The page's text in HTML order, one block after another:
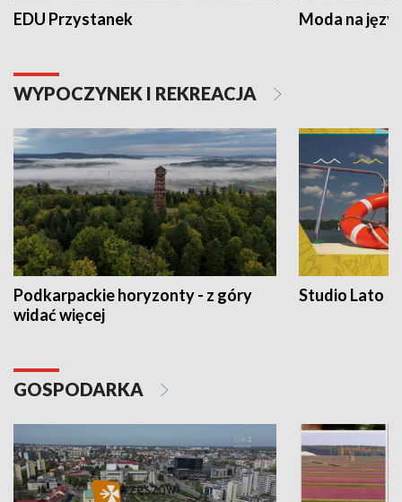
EDU Przystanek Moda na
WYPOCZYNEK I REKREACJA
Podkarpackie horyzonty - z góry
widać więcej
Studio Lato
GOSPODARKA